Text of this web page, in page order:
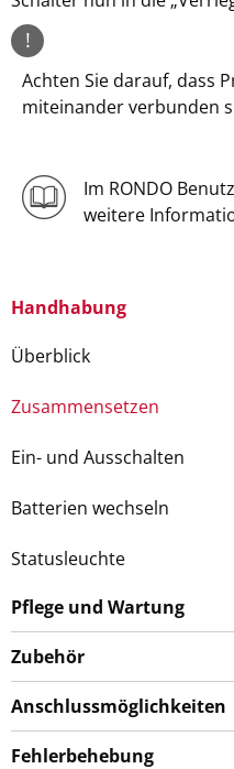
!
Achten Sie darauf, dass
miteinander verbunden
Im RONDO
weitere
Handhabung
Überblick
Zusammensetzen
Ein- und Ausschalten
Batterien wechseln
Statusleuchte
Pflege und Wartung
Zubehör
Anschlussmöglichkeiten
Fehlerbehebung